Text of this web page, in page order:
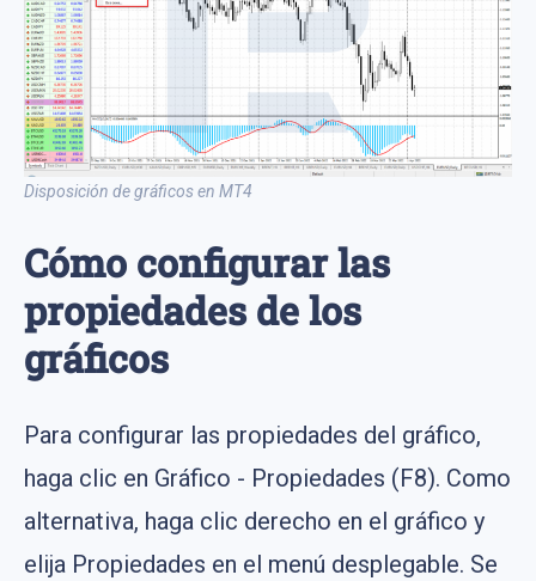
Disposición de gráficos en MT4
Cómo configurar las
propiedades de los
gráficos
Para configurar las propiedades del gráfico,
haga clic en Gráfico - Propiedades (F8). Como
alternativa, haga clic derecho en el gráfico y
elija Propiedades en el menú desplegable. Se